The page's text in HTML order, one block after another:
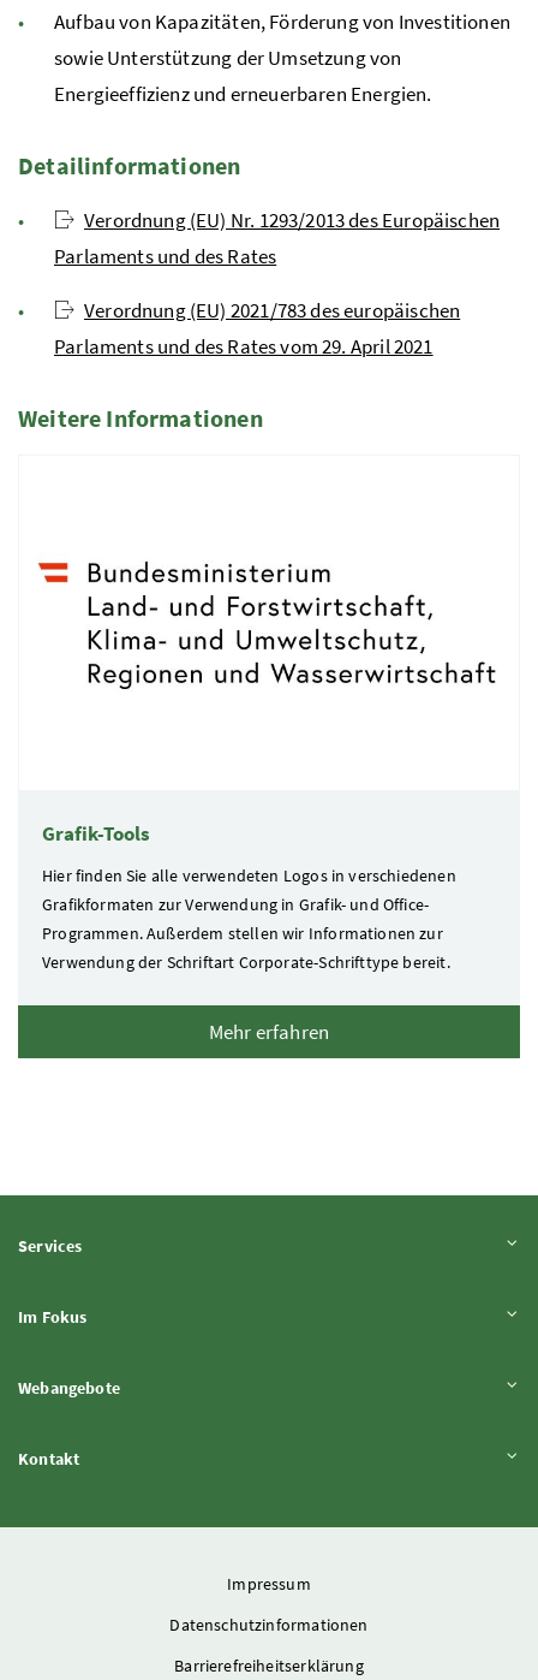
Aufbau von Kapazitäten, Förderung von Investitionen
sowie Unterstützung der Umsetzung von
Energieeffizienz und erneuerbaren Energien.
Detailinformationen
Verordnung (EU) Nr. 1293/2013 des Europäischen
Parlaments und des Rates
Verordnung (EU) 2021/783 des europäischen
Parlaments und des Rates vom 29. April 2021
Weitere Informationen
Grafik-Tools
Hier finden Sie alle verwendeten Logos in verschiedenen
Grafikformaten zur Verwendung in Grafik- und Office-
Programmen. Außerdem stellen wir Informationen zur
Verwendung der Schriftart Corporate-Schrifttype bereit.
Mehr erfahren
ServicesInhalt aufklappen
Im FokusInhalt aufklappen
WebangeboteInhalt aufklappen
KontaktInhalt aufklappen
Impressum
Datenschutzinformationen
Barrierefreiheitserklärung